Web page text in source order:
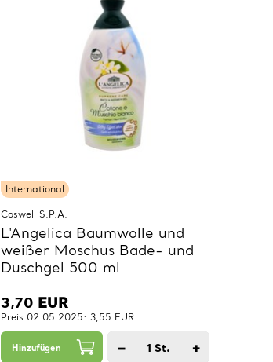
International
Coswell S.P.A.
L'Angelica Baumwolle und
weißer Moschus Bade- und
Duschgel 500 ml
3,70 EUR
Preis 02.05.2025: 3,55 EUR
Hinzufügen − 1 St. +